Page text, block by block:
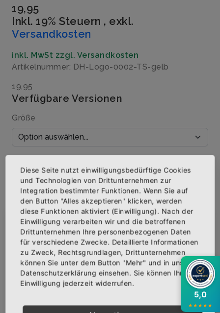
19,95
Inkl. 19% Steuern , exkl.
Versandkosten
inkl. MwSt zzgl. Versandkosten
Artikelnummer: DH-Logo-0002-TS-gelb
19,95
Verfügbare Versionen
Größe
IN DEN WARENKORB
AUF DIE WUNSCHLISTE
BESCHREIBUNG INFOS BEWERTUNGEN
Über den Artikel
Abonniere jetzt unseren Newsletter
Bekomme die aktuellsten News über neue
Produkte und zudem einen 10% Gutschein für
deine nächste Bestellung.
Diese Seite nutzt einwilligungsbedürftige Cookies
und Technologien von Drittunternehmen zur
Integration bestimmter Funktionen. Wenn Sie auf
den Button "Alles akzeptieren" klicken, werden
diese Funktionen aktiviert (Einwilligung). Nach der
Einwilligung verarbeiten wir und die betroffenen
Drittunternehmen Ihre personenbezogenen Daten
für verschiedene Zwecke. Detaillierte Informationen
zu Zweck, Rechtsgrundlagen, Drittunternehmen
können Sie unter dem Button "Mehr" und in unserer
Datenschutzerklärung einsehen. Sie können Ihre
Einwilligung jederzeit widerrufen.
5,0
★★★★★